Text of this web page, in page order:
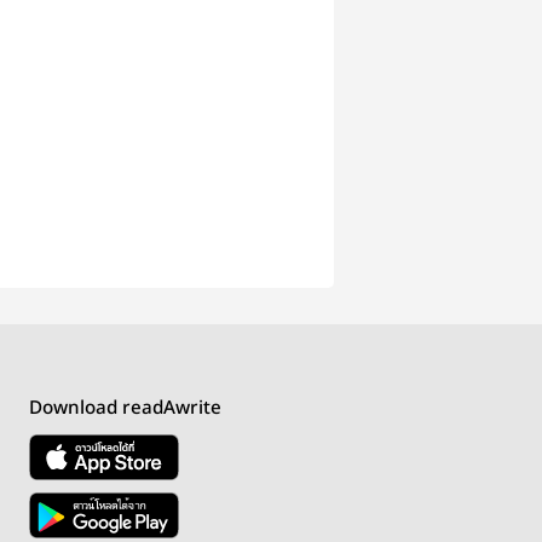
Download readAwrite